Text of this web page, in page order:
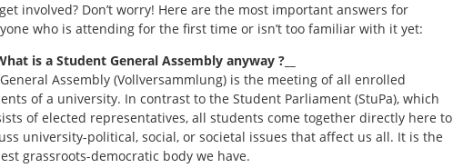
involved? Don’t worry! Here are the most important answers for
who is attending for the first time or isn’t too familiar with it yet:
What is a Student General Assembly anyway ?__
Assembly (Vollversammlung) is the meeting of all enrolled
of a university. In contrast to the Student Parliament (StuPa), which
of elected representatives, all students come together directly here to
university-political, social, or societal issues that affect us all. It is the
grassroots-democratic body we have.